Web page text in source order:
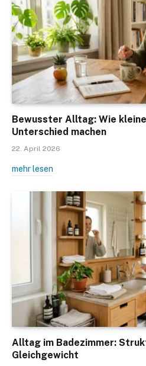
Bewusster Alltag: Wie
Unterschied machen
22. April 2026
mehr lesen
Alltag im Badezimmer:
Gleichgewicht